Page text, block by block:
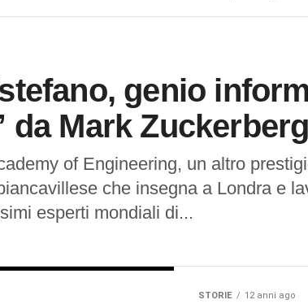
genio
da Mark Zuckerberg
of Engineering, un altro
che insegna a Londra e
esperti mondiali di...
STORIE 12 anni ago